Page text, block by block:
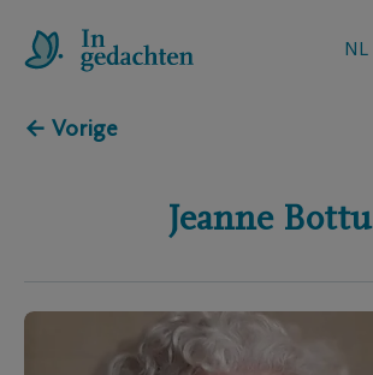
NL
← Vorige
Jeanne Bottu